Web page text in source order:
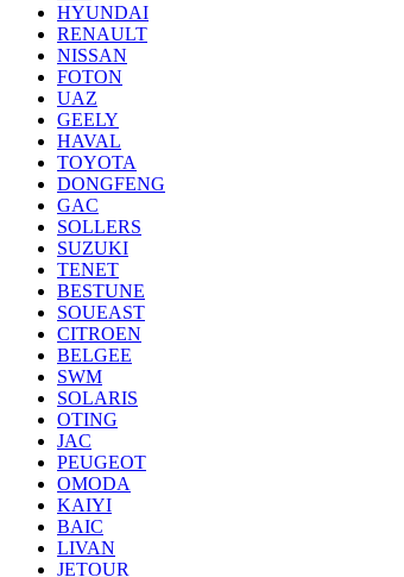
HYUNDAI
RENAULT
NISSAN
FOTON
UAZ
GEELY
HAVAL
TOYOTA
DONGFENG
GAC
SOLLERS
SUZUKI
TENET
BESTUNE
SOUEAST
CITROEN
BELGEE
SWM
SOLARIS
OTING
JAC
PEUGEOT
OMODA
KAIYI
BAIC
LIVAN
JETOUR